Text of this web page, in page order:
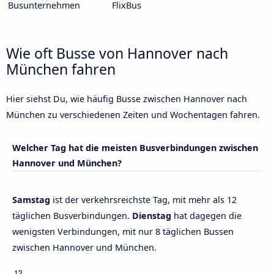
Busunternehmen FlixBus
Wie oft Busse von Hannover nach
München fahren
Hier siehst Du, wie häufig Busse zwischen Hannover nach
München zu verschiedenen Zeiten und Wochentagen fahren.
Welcher Tag hat die meisten Busverbindungen zwischen
Hannover und München?
Samstag ist der verkehrsreichste Tag, mit mehr als 12
täglichen Busverbindungen. Dienstag hat dagegen die
wenigsten Verbindungen, mit nur 8 täglichen Bussen
zwischen Hannover und München.